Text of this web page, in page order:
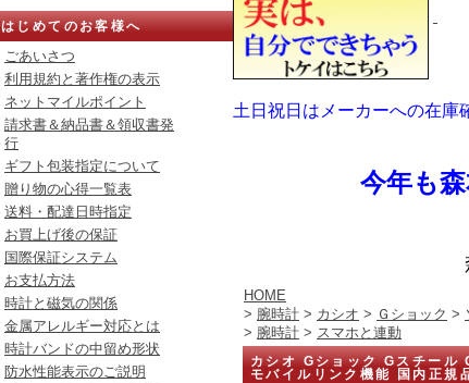
はじめてのお客様へ
ごあいさつ
利用規約と著作権の表示
ネットマイルポイント
請求書＆納品書＆領収書発
行
ギフト包装指定について
贈り物の心得一覧表
送料・配達日時指定
お買上げ後の保証
国際保証システム
お支払方法
時計と磁気の関係
金属アレルギー対応とは
時計バンドの中留め形状
防水性能表示のご説明
土日祝日はメーカーへの在庫
今年も
HOME
> 腕時計 > カシオ > Ｇショック >
> 腕時計 > スマホと連動
カシオ Gショック Gスチー
モバイルリンク機能 国内正規